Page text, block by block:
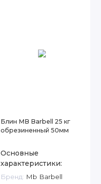
Блин MB Barbell 25 кг
обрезиненный 50мм
Основные
характеристики:
Бренд: Mb Barbell